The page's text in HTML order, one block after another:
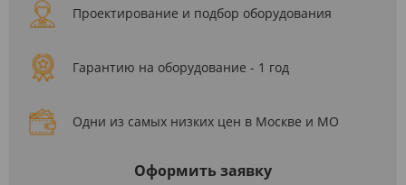
Проектирование и подбор оборудования
Гарантию на оборудование - 1 год
Одни из самых низких цен в Москве и МО
Оформить заявку